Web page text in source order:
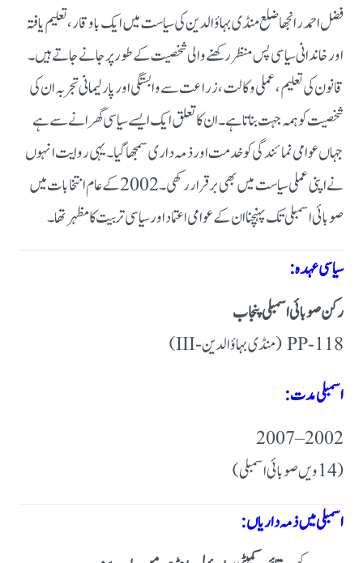
فضل احمد رانجھا ضلع منڈی بہاؤالدین کی سیاست میں ایک باوقار، تعلیم یافتہ
اور خاندانی سیاسی پس منظر رکھنے والی شخصیت کے طور پر جانے جاتے ہیں۔
قانون کی تعلیم، عملی وکالت، زراعت سے وابستگی اور پارلیمانی تجربہ ان کی
شخصیت کو ہمہ جہت بناتا ہے۔ ان کا تعلق ایک ایسے سیاسی گھرانے سے ہے
جہاں عوامی نمائندگی کو خدمت اور ذمہ داری سمجھا گیا۔ یہی روایت انہوں
نے اپنی عملی سیاست میں بھی برقرار رکھی۔ 2002 کے عام انتخابات میں
صوبائی اسمبلی تک پہنچنا ان کے عوامی اعتماد اور سیاسی تربیت کا مظہر تھا۔
سیاسی عہدہ:
رکن صوبائی اسمبلی پنجاب
PP-118 (منڈی بہاؤالدین-III)
اسمبلی مدت:
2002 – 2007
(14ویں صوبائی اسمبلی)
اسمبلی میں ذمہ داریاں: